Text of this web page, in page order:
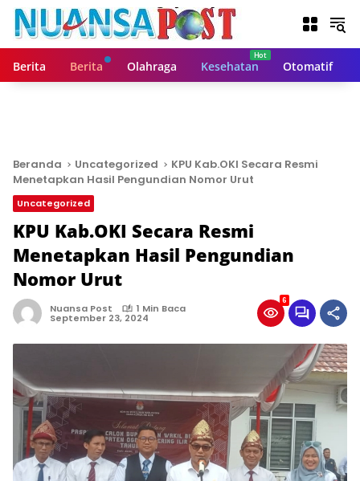
Berita Berita Olahraga Kesehatan Otomatif
Beranda Uncategorized
KPU Kab.OKI Secara Resmi
Menetapkan Hasil Pengundian Nomor Urut
Uncategorized
KPU Kab.OKI Secara Resmi
Menetapkan Hasil Pengundian
Nomor Urut
Nuansa Post 1 Min Baca
September 23, 2024
6